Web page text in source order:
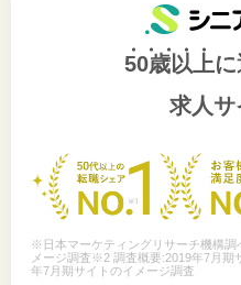
50歳以上
求人サ
※日本マーケティングリサーチ機構
メージ調査※2 調査概要:2019年7月
年7月期サイトのイメージ調査